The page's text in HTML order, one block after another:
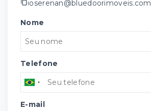
joserenan@bluedoorimoveis.com
Nome
Telefone
E-mail